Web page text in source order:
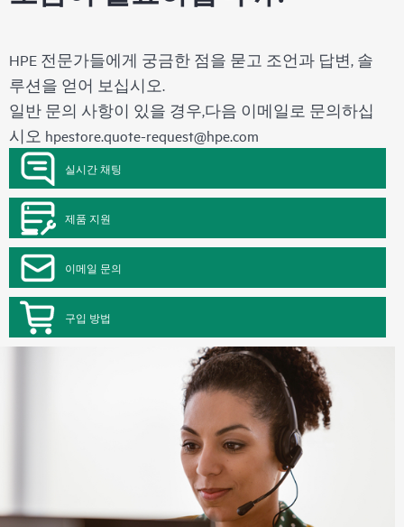
HPE 전문가들에게 궁금한 점을 묻고 조언과 답변, 솔
루션을 얻어 보십시오.
일반 문의 사항이 있을 경우,다음 이메일로 문의하십
시오 hpestore.quote-request@hpe.com
실시간 채팅
제품 지원
이메일 문의
구입 방법